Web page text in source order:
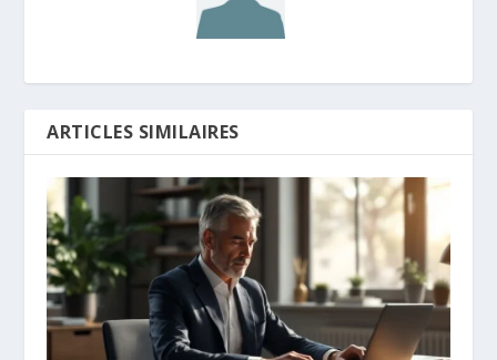
ARTICLES SIMILAIRES